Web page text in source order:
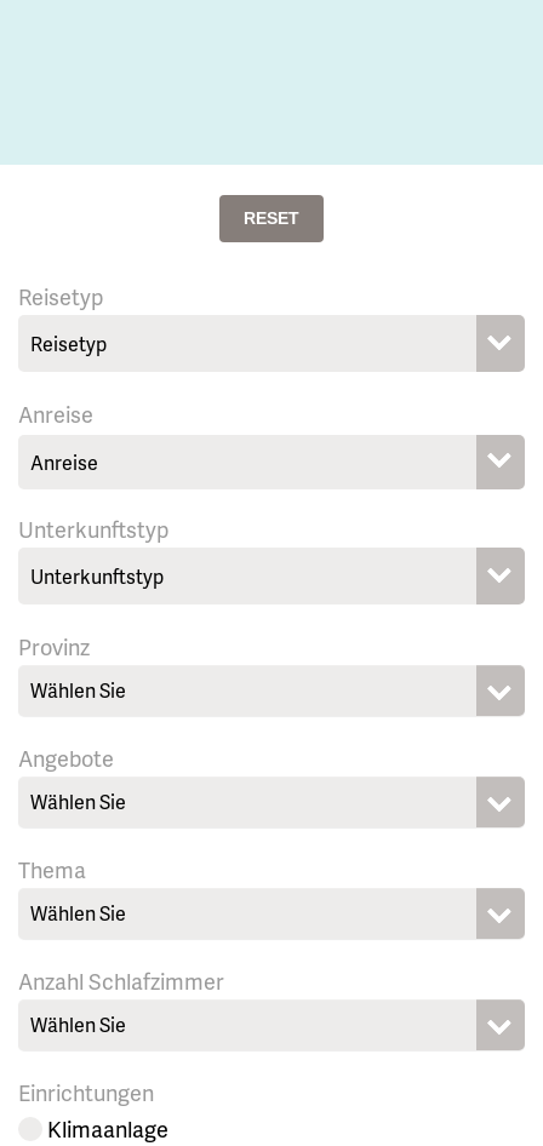
RESET
Reisetyp
Anreise
Unterkunftstyp
Provinz
Wählen Sie
Angebote
Wählen Sie
Thema
Wählen Sie
Anzahl Schlafzimmer
Wählen Sie
Einrichtungen
Klimaanlage